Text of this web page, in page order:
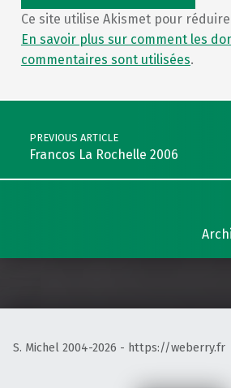
Ce site utilise Akismet pour
En savoir plus sur comment les
commentaires sont utilisées.
Post navigation
PREVIOUS ARTICLE
Francos La Rochelle 2006
S. Michel 2004-2026 - https://weberry.fr